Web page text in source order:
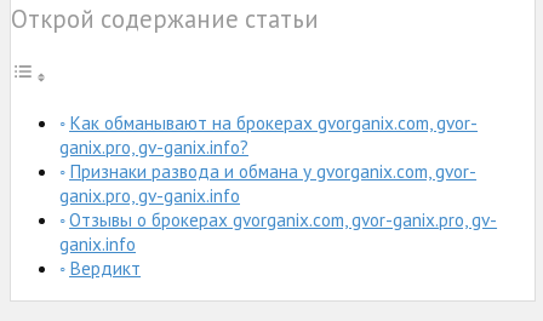
Открой содержание статьи
Как обманывают на брокерах gvorganix.com, gvor-
ganix.pro, gv-ganix.info?
Признаки развода и обмана у gvorganix.com, gvor-
ganix.pro, gv-ganix.info
Отзывы о брокерах gvorganix.com, gvor-ganix.pro, gv-
ganix.info
Вердикт